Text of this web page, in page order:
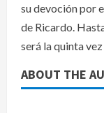
su devoción por
de Ricardo.
será la quinta vez
ABOUT THE